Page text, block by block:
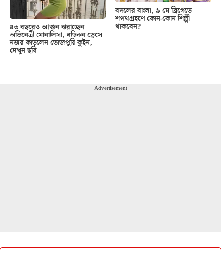
৪৩ বছরেও আগুন ঝরাচ্ছেন
অভিনেত্রী মোনালিসা, বডিকন ড্রেসে
নজর কাড়লেন ভোজপুরি কুইন,
দেখুন ছবি
বদলের বাংলা, ৯ মে ব্রিগেডে
শপথগ্রহণে কোন-কোন শিল্পী
থাকবেন?
---Advertisement---